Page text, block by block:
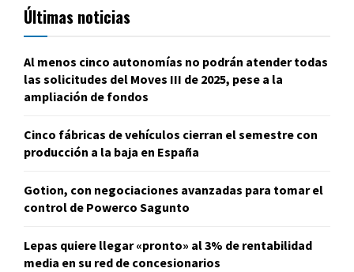
Últimas noticias
Al menos cinco autonomías no podrán atender todas
las solicitudes del Moves III de 2025, pese a la
ampliación de fondos
Cinco fábricas de vehículos cierran el semestre con
producción a la baja en España
Gotion, con negociaciones avanzadas para tomar el
control de Powerco Sagunto
Lepas quiere llegar «pronto» al 3% de rentabilidad
media en su red de concesionarios